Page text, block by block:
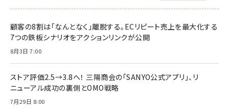
顧客の8割は「なんとなく」離脱する。ECリピート売上を最大化する
7つの鉄板シナリオをアクションリンクが公開
8月3日 7:00
ストア評価2.5→3.8へ！ 三陽商会の「SANYO公式アプリ」、リ
ニューアル成功の裏側とOMO戦略
7月29日 8:00